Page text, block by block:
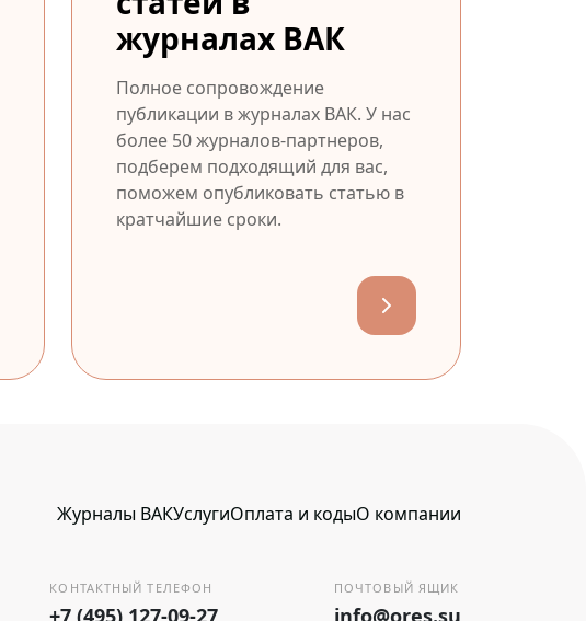
журналах ВАК
Полное сопровождение
публикации в журналах ВАК. У нас
более 50 журналов-партнеров,
подберем подходящий для вас,
поможем опубликовать статью в
кратчайшие сроки.
Журналы ВАКУслугиОплата и кодыО компании
КОНТАКТНЫЙ ТЕЛЕФОН
+7 (495) 127-09-27
ПОЧТОВЫЙ ЯЩИК
info@ores.su